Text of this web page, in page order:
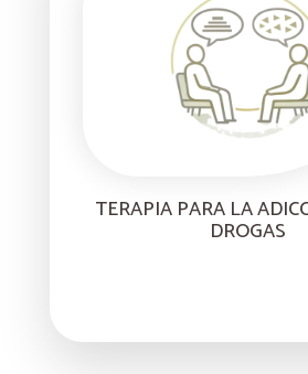
TERAPIA PARA LA
DROGAS